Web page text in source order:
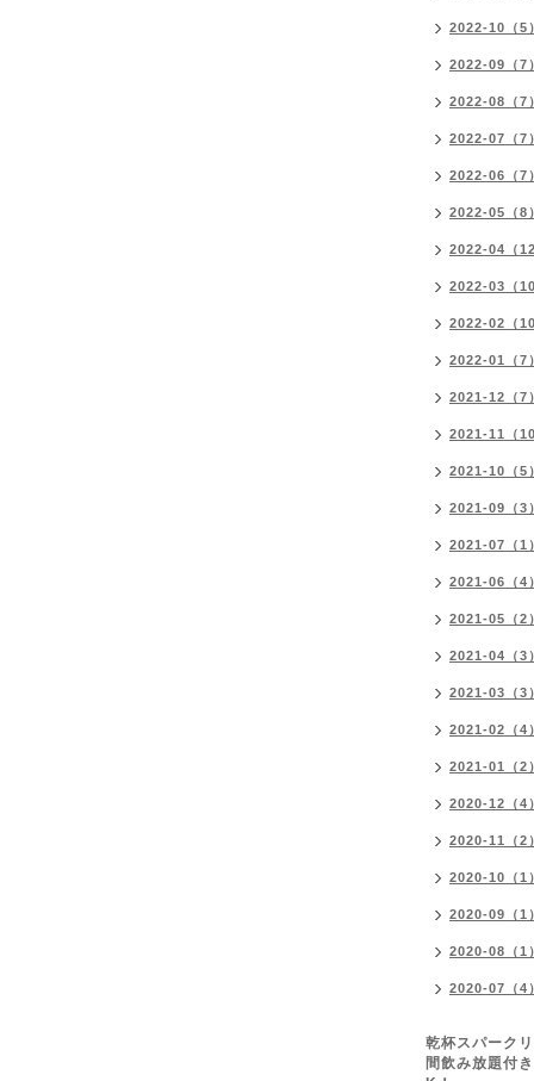
2022-10（5）
2022-09（7）
2022-08（7）
2022-07（7）
2022-06（7）
2022-05（8）
2022-04（12
2022-03（10
2022-02（10
2022-01（7）
2021-12（7）
2021-11（10
2021-10（5）
2021-09（3）
2021-07（1）
2021-06（4）
2021-05（2）
2021-04（3）
2021-03（3）
2021-02（4）
2021-01（2）
2020-12（4）
2020-11（2）
2020-10（1）
2020-09（1）
2020-08（1）
2020-07（4）
乾杯スパーク
間飲み放題付